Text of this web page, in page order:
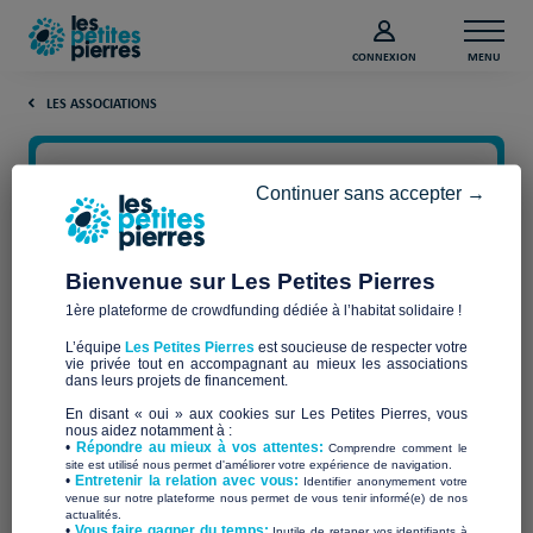
CONNEXION MENU
LES ASSOCIATIONS
Habitat et Humanisme
Auvergne
Bienvenue sur Les Petites Pierres
1ère plateforme de crowdfunding dédiée à l’habitat solidaire !
L’équipe Les Petites Pierres est soucieuse de respecter votre
vie privée tout en accompagnant au mieux les associations
dans leurs projets de financement.
En disant « oui » aux cookies sur Les Petites Pierres, vous
nous aidez notamment à :
• Répondre au mieux à vos attentes:Comprendre comment le
site est utilisé nous permet d'améliorer votre expérience de navigation.
•Entretenir la relation avec vous: Identifier anonymement votre
venue sur notre plateforme nous permet de vous tenir informé(e) de nos
actualités.
Continuer sans accepter →